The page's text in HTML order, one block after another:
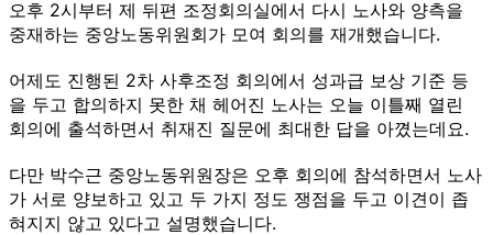
오후 2시부터 제 뒤편 조정회의실에서 다시 노사와 양측을
중재하는 중앙노동위원회가 모여 회의를 재개했습니다.
어제도 진행된 2차 사후조정 회의에서 성과급 보상 기준 등
을 두고 합의하지 못한 채 헤어진 노사는 오늘 이틀째 열린
회의에 출석하면서 취재진 질문에 최대한 답을 아꼈는데요.
다만 박수근 중앙노동위원장은 오후 회의에 참석하면서 노사
가 서로 양보하고 있고 두 가지 정도 쟁점을 두고 이견이 좁
혀지지 않고 있다고 설명했습니다.